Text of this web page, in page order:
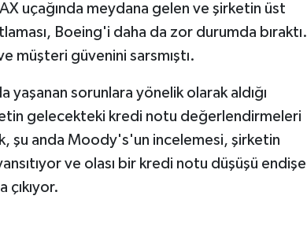
uçağında meydana gelen ve şirketin üst
Boeing'i daha da zor durumda bıraktı.
müşteri güvenini sarsmıştı.
yaşanan sorunlara yönelik olarak aldığı
gelecekteki kredi notu değerlendirmeleri
şu anda Moody's'un incelemesi, şirketin
ve olası bir kredi notu düşüşü endişe
çıkıyor.